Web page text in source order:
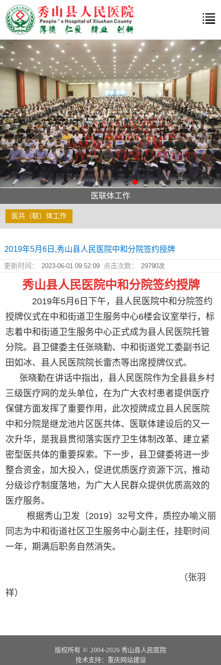
秀医动态｜急救技能进村社 筑牢基层安全线...
医联体工作
医共（联）体工作
2019年5月6日,秀山县人民医院中和分院签约授牌
更新时间： 2023-06-01 09:52:09 点击次数： 29790次
秀山县人民医院中和分院签约授牌
2019年5月6日下午，县人民医院中和分院签约
授牌仪式在中和街道卫生服务中心6楼会议室举行，标
志着中和街道卫生服务中心正式成为县人民医院托管
分院。县卫健委主任张晓勤、中和街道党工委副书记
田如冰、县人民医院院长雷杰等出席授牌仪式。
张晓勤在讲话中指出，县人民医院作为全县县乡村
三级医疗网的龙头单位，在为广大农村患者提供医疗
保健方面发挥了重要作用，此次授牌成立县人民医院
中和分院是继龙池片区医共体、医联体建设后的又一
次升华，是我县贯彻落实医疗卫生体制改革、建立紧
密型医共体的重要探索。下一步，县卫健委将进一步
整合资金，加大投入，促进优质医疗资源下沉，推动
分级诊疗制度落地，为广大人民群众提供优质高效的
医疗服务。
根据秀山卫发〔2019〕 32号文件，质控办喻义丽
同志为中和街道社区卫生服务中心副主任，挂职时间
一年，期满后职务自然消失。
（张羽
祥）
版权所有 © 2004-2026 秀山县人民医院
技术支持： 重庆网站建设